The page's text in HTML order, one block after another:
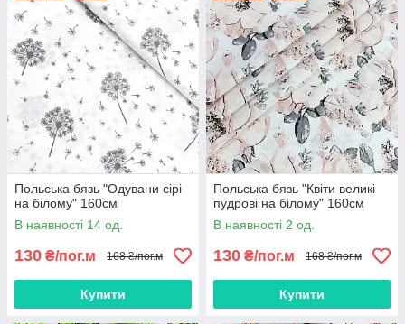
Польська бязь "Одувани сірі
на білому" 160см
В наявності 14 од.
130 ₴/пог.м 168 ₴/пог.м
Купити
Польська бязь "Квіти великі
пудрові на білому" 160см
В наявності 2 од.
130 ₴/пог.м 168 ₴/пог.м
Купити